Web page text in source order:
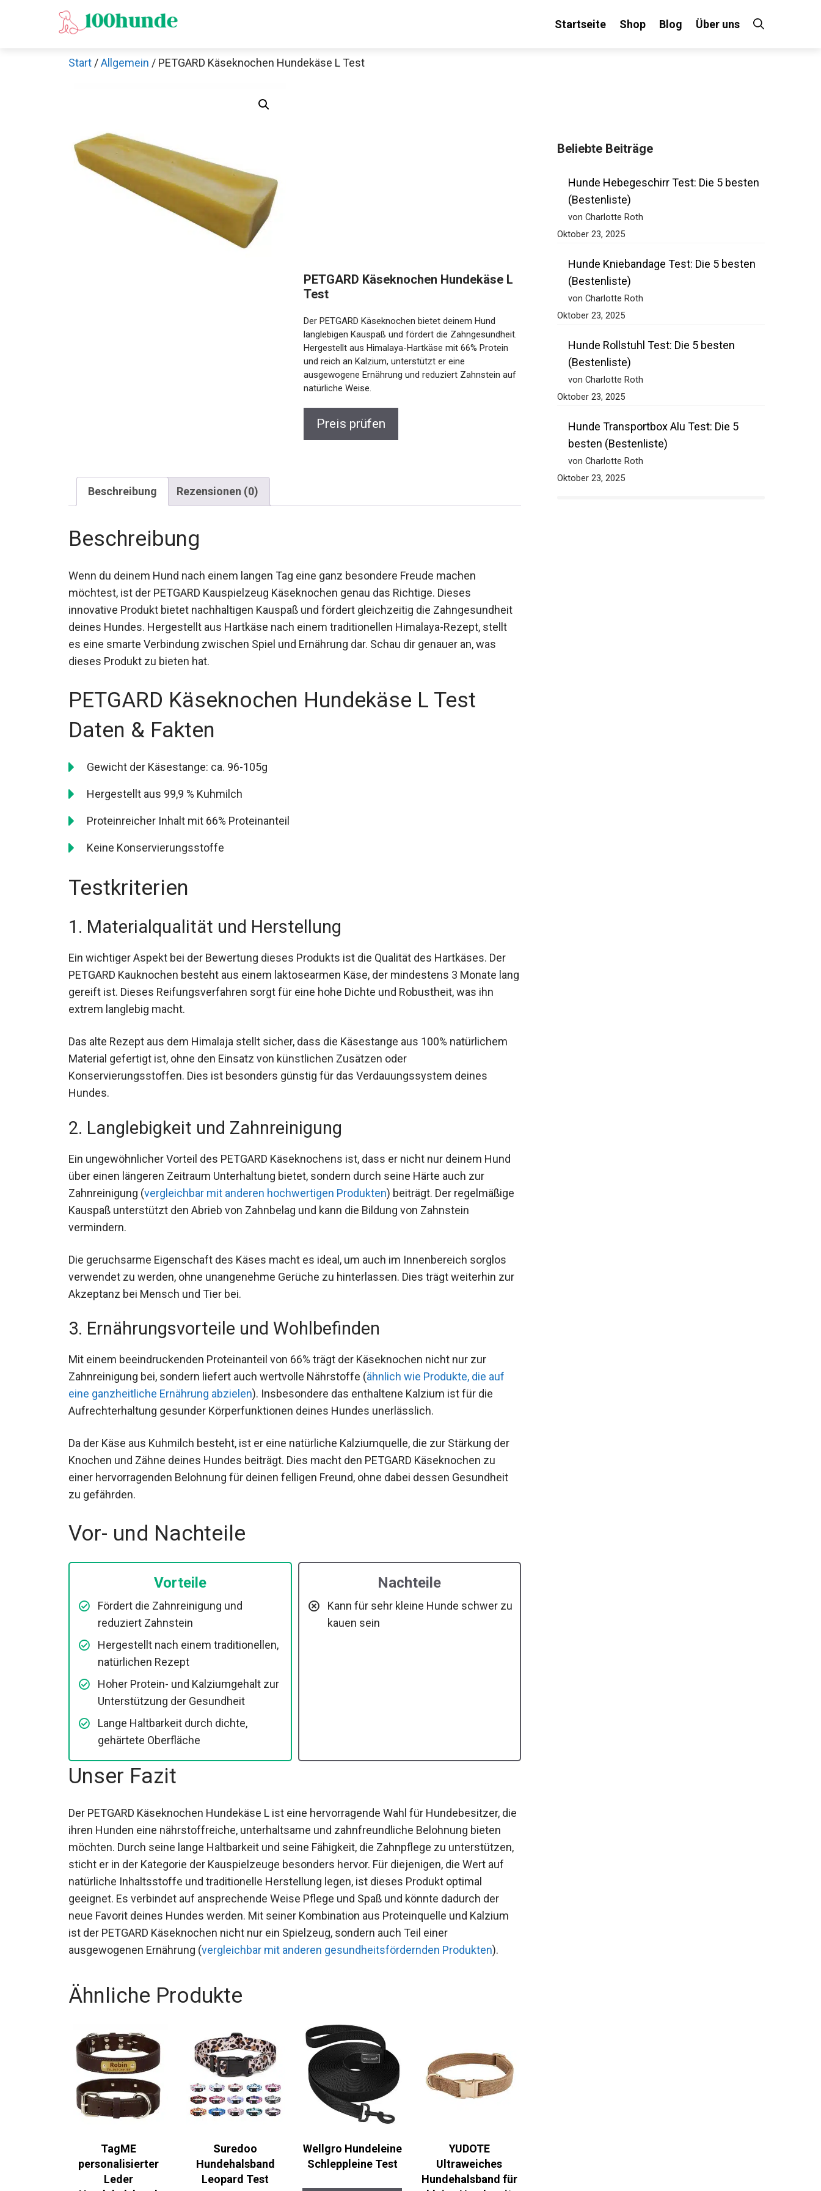
Startseite Shop Blog Über uns
Start /Allgemein / PETGARD Käseknochen Hundekäse L Test
PETGARD Käseknochen Hundekäse L
Test
Der PETGARD Käseknochen bietet deinem Hund
langlebigen Kauspaß und fördert die Zahngesundheit.
Hergestellt aus Himalaya-Hartkäse mit 66% Protein
und reich an Kalzium, unterstützt er eine
ausgewogene Ernährung und reduziert Zahnstein auf
natürliche Weise.
Preis prüfen
Beschreibung Rezensionen (0)
Beschreibung
Wenn du deinem Hund nach einem langen Tag eine ganz besondere Freude machen
möchtest, ist der PETGARD Kauspielzeug Käseknochen genau das Richtige. Dieses
innovative Produkt bietet nachhaltigen Kauspaß und fördert gleichzeitig die Zahngesundheit
deines Hundes. Hergestellt aus Hartkäse nach einem traditionellen Himalaya-Rezept, stellt
es eine smarte Verbindung zwischen Spiel und Ernährung dar. Schau dir genauer an, was
dieses Produkt zu bieten hat.
PETGARD Käseknochen Hundekäse L Test
Daten & Fakten
Gewicht der Käsestange: ca. 96-105g
Hergestellt aus 99,9 % Kuhmilch
Proteinreicher Inhalt mit 66% Proteinanteil
Keine Konservierungsstoffe
Testkriterien
1. Materialqualität und Herstellung
Ein wichtiger Aspekt bei der Bewertung dieses Produkts ist die Qualität des Hartkäses. Der
PETGARD Kauknochen besteht aus einem laktosearmen Käse, der mindestens 3 Monate lang
gereift ist. Dieses Reifungsverfahren sorgt für eine hohe Dichte und Robustheit, was ihn
extrem langlebig macht.
Das alte Rezept aus dem Himalaja stellt sicher, dass die Käsestange aus 100% natürlichem
Material gefertigt ist, ohne den Einsatz von künstlichen Zusätzen oder
Konservierungsstoffen. Dies ist besonders günstig für das Verdauungssystem deines
Hundes.
2. Langlebigkeit und Zahnreinigung
Ein ungewöhnlicher Vorteil des PETGARD Käseknochens ist, dass er nicht nur deinem Hund
über einen längeren Zeitraum Unterhaltung bietet, sondern durch seine Härte auch zur
Zahnreinigung (vergleichbar mit anderen hochwertigen Produkten) beiträgt. Der regelmäßige
Kauspaß unterstützt den Abrieb von Zahnbelag und kann die Bildung von Zahnstein
vermindern.
Die geruchsarme Eigenschaft des Käses macht es ideal, um auch im Innenbereich sorglos
verwendet zu werden, ohne unangenehme Gerüche zu hinterlassen. Dies trägt weiterhin zur
Akzeptanz bei Mensch und Tier bei.
3. Ernährungsvorteile und Wohlbefinden
Mit einem beeindruckenden Proteinanteil von 66% trägt der Käseknochen nicht nur zur
Zahnreinigung bei, sondern liefert auch wertvolle Nährstoffe (ähnlich wie Produkte, die auf
eine ganzheitliche Ernährung abzielen). Insbesondere das enthaltene Kalzium ist für die
Aufrechterhaltung gesunder Körperfunktionen deines Hundes unerlässlich.
Da der Käse aus Kuhmilch besteht, ist er eine natürliche Kalziumquelle, die zur Stärkung der
Knochen und Zähne deines Hundes beiträgt. Dies macht den PETGARD Käseknochen zu
einer hervorragenden Belohnung für deinen felligen Freund, ohne dabei dessen Gesundheit
zu gefährden.
Vor- und Nachteile
Vorteile
Fördert die Zahnreinigung und
reduziert Zahnstein
Hergestellt nach einem traditionellen,
natürlichen Rezept
Hoher Protein- und Kalziumgehalt zur
Unterstützung der Gesundheit
Lange Haltbarkeit durch dichte,
gehärtete Oberfläche
Nachteile
Kann für sehr kleine Hunde schwer zu
kauen sein
Unser Fazit
Der PETGARD Käseknochen Hundekäse L ist eine hervorragende Wahl für Hundebesitzer, die
ihren Hunden eine nährstoffreiche, unterhaltsame und zahnfreundliche Belohnung bieten
möchten. Durch seine lange Haltbarkeit und seine Fähigkeit, die Zahnpflege zu unterstützen,
sticht er in der Kategorie der Kauspielzeuge besonders hervor. Für diejenigen, die Wert auf
natürliche Inhaltsstoffe und traditionelle Herstellung legen, ist dieses Produkt optimal
geeignet. Es verbindet auf ansprechende Weise Pflege und Spaß und könnte dadurch der
neue Favorit deines Hundes werden. Mit seiner Kombination aus Proteinquelle und Kalzium
ist der PETGARD Käseknochen nicht nur ein Spielzeug, sondern auch Teil einer
ausgewogenen Ernährung (vergleichbar mit anderen gesundheitsfördernden Produkten).
Ähnliche Produkte
TagME
personalisierter
Leder
Suredoo
Hundehalsband
Leopard Test
Wellgro Hundeleine
Schleppleine Test
YUDOTE
Ultraweiches
Hundehalsband für
Beliebte Beiträge
Hunde Hebegeschirr Test: Die 5 besten
(Bestenliste)
von Charlotte Roth
Oktober 23, 2025
Hunde Kniebandage Test: Die 5 besten
(Bestenliste)
von Charlotte Roth
Oktober 23, 2025
Hunde Rollstuhl Test: Die 5 besten
(Bestenliste)
von Charlotte Roth
Oktober 23, 2025
Hunde Transportbox Alu Test: Die 5
besten (Bestenliste)
von Charlotte Roth
Oktober 23, 2025